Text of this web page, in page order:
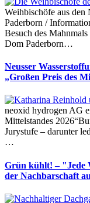
Weihbischöfe aus
Paderborn /
Besuch des
Dom Paderborn…
Neusser
„Großen Preis des
neoxid hydrogen AG
Mittelstandes
Jurystufe – darunter
…
Grün kühlt! – "Jede
der Nachbarschaft